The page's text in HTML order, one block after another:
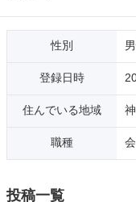
性別
登録日時
住んでいる地域
職種
投稿一覧